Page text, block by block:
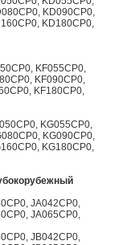
KD090CP0,
KD180CP0,
KF055CP0,
KF090CP0,
KF180CP0,
KG055CP0,
KG090CP0,
KG180CP0,
JA042CP0,
JA065CP0,
JB042CP0,